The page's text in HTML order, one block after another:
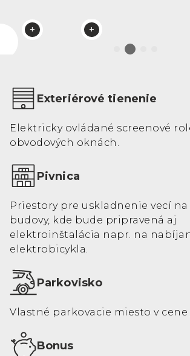
Exteriérové tienenie
Elektricky ovládané screenové
obvodových oknách.
Pivnica
Priestory pre uskladnenie vecí
budovy, kde bude pripravená aj
elektroinštalácia napr. na
elektrobicykla.
Parkovisko
Vlastné parkovacie miesto v
Bonus